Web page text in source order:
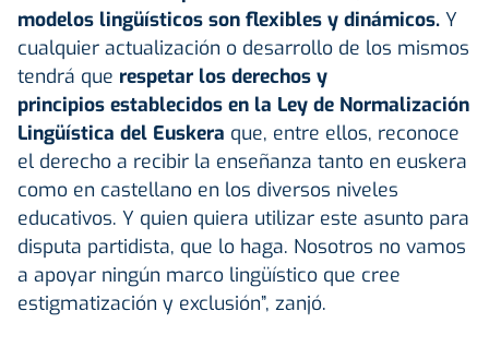
modelos lingüísticos son flexibles y dinámicos. Y
cualquier actualización o desarrollo de los mismos
tendrá que respetar los derechos y
principios establecidos en la Ley de Normalización
Lingüística del Euskera que, entre ellos, reconoce
el derecho a recibir la enseñanza tanto en euskera
como en castellano en los diversos niveles
educativos. Y quien quiera utilizar este asunto para
disputa partidista, que lo haga. Nosotros no vamos
a apoyar ningún marco lingüístico que cree
estigmatización y exclusión”, zanjó.